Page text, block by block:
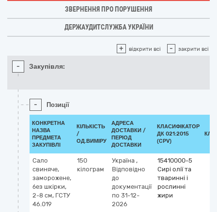
ЗВЕРНЕННЯ ПРО ПОРУШЕННЯ
ДЕРЖАУДИТСЛУЖБА УКРАЇНИ
+ відкрити всі - закрити всі
- Закупівля:
- Позиції
КОНКРЕТНА
НАЗВА
ПРЕДМЕТА
ЗАКУПІВЛІ
КІЛЬКІСТЬ
/
ОД.ВИМІРУ
АДРЕСА
ДОСТАВКИ /
ПЕРІОД
ДОСТАВКИ
КЛАСИФІКАТОР
ДК 021:2015
(CPV)
Сало
свиняче,
заморожене,
без шкірки,
2-8 см, ГСТУ
46.019
150
кілограм
Україна ,
Відповідно
до
документації
по 31-12-
2026
15410000-5
Сирі олії та
тваринні і
рослинні
жири